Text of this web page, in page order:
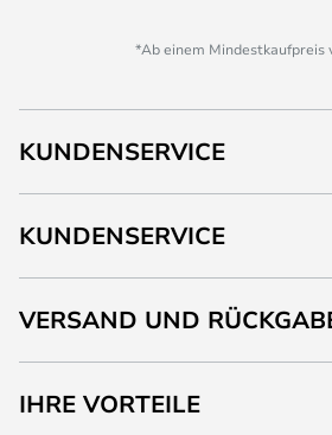
*Ab einem Mindestkaufpreis
KUNDENSERVICE
KUNDENSERVICE
VERSAND UND
IHRE VORTEILE